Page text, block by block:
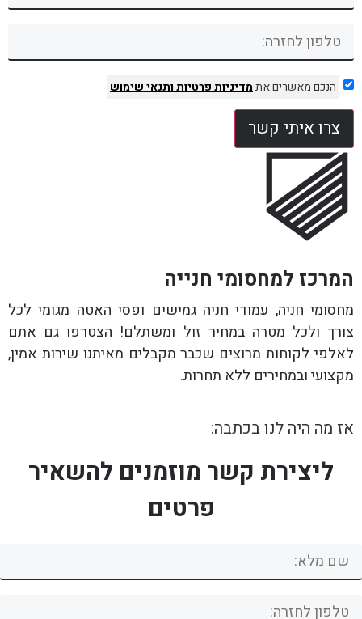
הנכם מאשרים אתמדיניות פרטיותותנאי שימוש
צרו איתי קשר
המרכז למחסומי חנייה
מחסומי חניה, עמודי חניה גמישים ופסי האטה מגומי לכל
צורך ולכל מטרה במחיר זול ומשתלם! הצטרפו גם אתם
לאלפי לקוחות מרוצים שכבר מקבלים מאיתנו שירות אמין,
מקצועי ובמחירים ללא תחרות.
אז מה היה לנו בכתבה:
ליצירת קשר מוזמנים להשאיר
פרטים